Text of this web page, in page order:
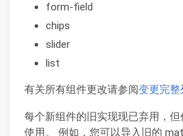
form-field
chips
slider
list
有关所有组件更改请参阅变更完整
每个新组件的旧实现现已弃用，但
使用。 例如，您可以导入旧的